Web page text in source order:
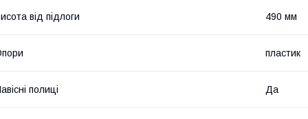
від підлоги 490 мм
пластик
полиці Да